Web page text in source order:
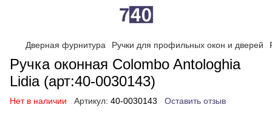
Дверная фурнитура Ручки для профильных окон и дверей
Ручка оконная Colombo Antologhia
Lidia (арт:40-0030143)
Нет в наличии Артикул: 40-0030143 Оставить отзыв